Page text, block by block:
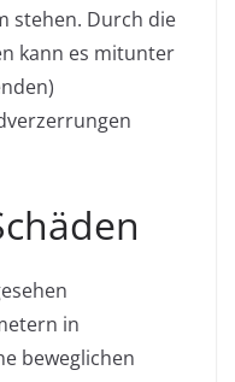
stehen. Durch die
kann es mitunter
in
beweglichen